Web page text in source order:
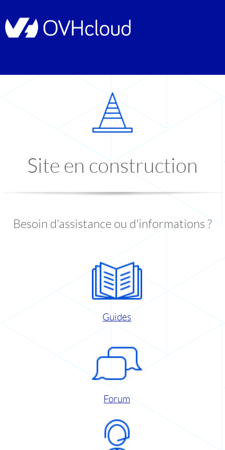
Site en construction
Besoin d'assistance ou d'informations ?
Guides
Forum